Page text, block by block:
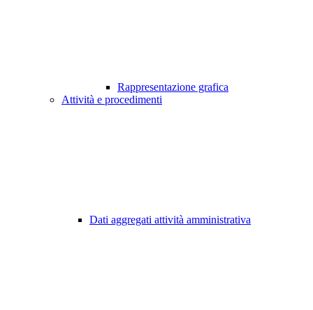
Rappresentazione grafica
Attività e procedimenti
Dati aggregati attività amministrativa